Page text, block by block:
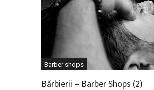
Barber shops
Bărbierii – Barber Shops (2)